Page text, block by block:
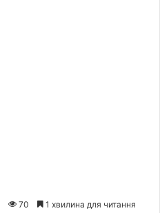
70 1 хвилина для читання